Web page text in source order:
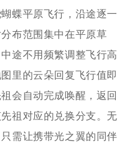
蝶平原飞行，沿途逐一
布范围集中在平原草
途不用频繁调整飞行高
里的云朵回复飞行值即
会自动完成唤醒，返回
祖对应的兑换分支。无
需让携带光之翼的同伴